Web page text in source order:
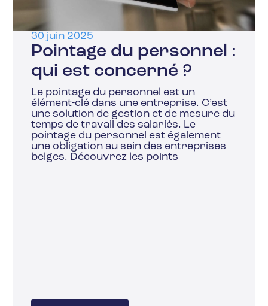
30 juin 2025
Pointage du personnel :
qui est concerné ?
Le pointage du personnel est un
élément-clé dans une entreprise. C’est
une solution de gestion et de mesure du
temps de travail des salariés. Le
pointage du personnel est également
une obligation au sein des entreprises
belges. Découvrez les points